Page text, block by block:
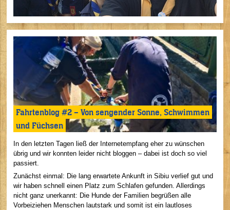
Fahrtenblog #2 – Von sengender Sonne, Schwimmen
und Füchsen
In den letzten Tagen ließ der Internetempfang eher zu wünschen
übrig und wir konnten leider nicht bloggen – dabei ist doch so viel
passiert.
Zunächst einmal: Die lang erwartete Ankunft in Sibiu verlief gut und
wir haben schnell einen Platz zum Schlafen gefunden. Allerdings
nicht ganz unerkannt: Die Hunde der Familien begrüßen alle
Vorbeiziehen Menschen lautstark und somit ist ein lautloses